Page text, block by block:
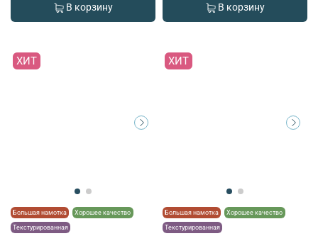
В корзину В корзину
ХИТ
Большая намотка Хорошее качество
Текстурированная
ХИТ
Большая намотка Хорошее качество
Текстурированная